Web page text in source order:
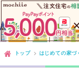
トップ はじめての家づ